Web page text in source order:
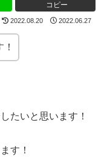
コピー
2022.08.20 2022.06.27
たいと思います！
す！